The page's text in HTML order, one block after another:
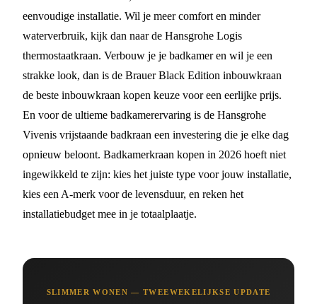
eenvoudige installatie. Wil je meer comfort en minder
waterverbruik, kijk dan naar de Hansgrohe Logis
thermostaatkraan. Verbouw je je badkamer en wil je een
strakke look, dan is de Brauer Black Edition inbouwkraan
de beste inbouwkraan kopen keuze voor een eerlijke prijs.
En voor de ultieme badkamerervaring is de Hansgrohe
Vivenis vrijstaande badkraan een investering die je elke dag
opnieuw beloont. Badkamerkraan kopen in 2026 hoeft niet
ingewikkeld te zijn: kies het juiste type voor jouw installatie,
kies een A-merk voor de levensduur, en reken het
installatiebudget mee in je totaalplaatje.
SLIMMER WONEN — TWEEWEKELIJKSE UPDATE